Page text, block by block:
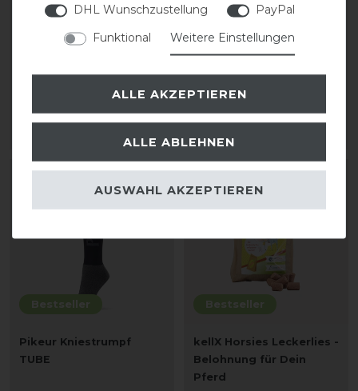
DeNiro Sporenriemen
DeNiro Schuhcreme 50
ml
Bestseller
Pikeur Kniestrumpf
TUBE
Bestseller
kellX Horsies Leckerlies -
Belohnung für Dein
Pferd
DHL Wunschzustellung
PayPal
Funktional
Weitere Einstellungen
ALLE AKZEPTIEREN
ALLE ABLEHNEN
AUSWAHL AKZEPTIEREN